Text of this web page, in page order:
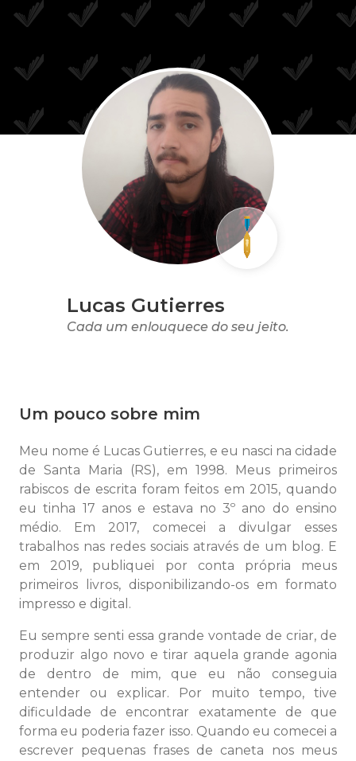
Lucas Gutierres
Cada um enlouquece do seu jeito.
Um pouco sobre mim
Meu nome é Lucas Gutierres, e eu nasci na cidade
de Santa Maria (RS), em 1998. Meus primeiros
rabiscos de escrita foram feitos em 2015, quando
eu tinha 17 anos e estava no 3º ano do ensino
médio. Em 2017, comecei a divulgar esses
trabalhos nas redes sociais através de um blog. E
em 2019, publiquei por conta própria meus
primeiros livros, disponibilizando-os em formato
impresso e digital.
Eu sempre senti essa grande vontade de criar, de
produzir algo novo e tirar aquela grande agonia
de dentro de mim, que eu não conseguia
entender ou explicar. Por muito tempo, tive
dificuldade de encontrar exatamente de que
forma eu poderia fazer isso. Quando eu comecei a
escrever pequenas frases de caneta nos meus